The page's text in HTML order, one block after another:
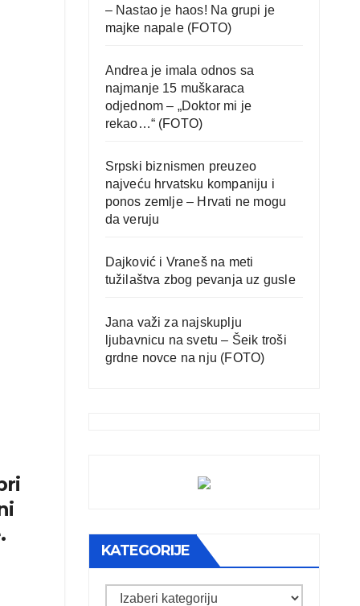
– Nastao je haos! Na grupi je
majke napale (FOTO)
Andrea je imala odnos sa
najmanje 15 muškaraca
odjednom – „Doktor mi je
rekao…“ (FOTO)
Srpski biznismen preuzeo
najveću hrvatsku kompaniju i
ponos zemlje – Hrvati ne mogu
da veruju
Dajković i Vraneš na meti
tužilaštva zbog pevanja uz gusle
Jana važi za najskuplju
ljubavnicu na svetu – Šeik troši
grdne novce na nju (FOTO)
KATEGORIJE
Kategorije